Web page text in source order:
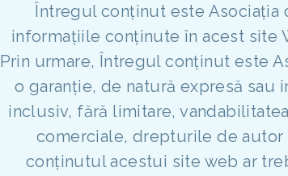
Întregul conținut este Asociația
informațiile conținute în acest site
Prin urmare, Întregul conținut este
o garanție, de natură expresă
inclusiv, fără limitare,
comerciale, drepturile de
conținutul acestui site web ar